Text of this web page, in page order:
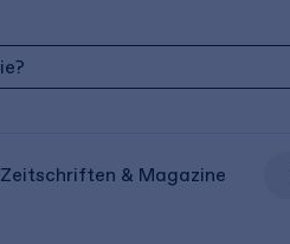
Zeitschriften & Magazine